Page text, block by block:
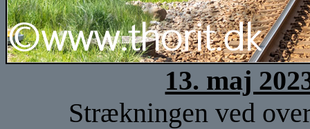
13. maj
Strækningen ved